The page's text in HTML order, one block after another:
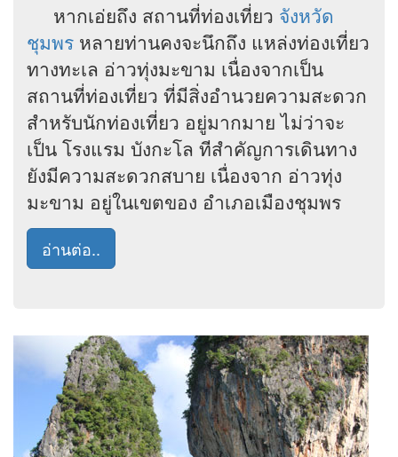
หากเอ่ยถึง สถานที่ท่องเที่ยว จังหวัด
ชุมพร หลายท่านคงจะนึกถึง แหล่งท่องเที่ยว
ทางทะเล อ่าวทุ่งมะขาม เนื่องจากเป็น
สถานที่ท่องเที่ยว ที่มีสิ่งอำนวยความสะดวก
สำหรับนักท่องเที่ยว อยู่มากมาย ไม่ว่าจะ
เป็น โรงแรม บังกะโล ทีสำคัญการเดินทาง
ยังมีความสะดวกสบาย เนื่องจาก อ่าวทุ่ง
มะขาม อยู่ในเขตของ อำเภอเมืองชุมพร
อ่านต่อ..